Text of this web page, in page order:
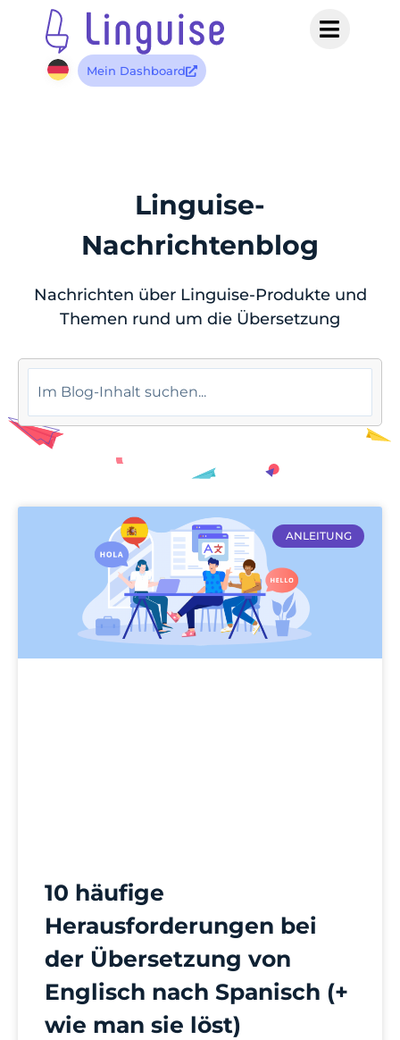
Mein Dashboard
Linguise-
Nachrichtenblog
Nachrichten über Linguise-Produkte und
Themen rund um die Übersetzung
ANLEITUNG
10 häufige
Herausforderungen bei
der Übersetzung von
Englisch nach Spanisch (+
wie man sie löst)